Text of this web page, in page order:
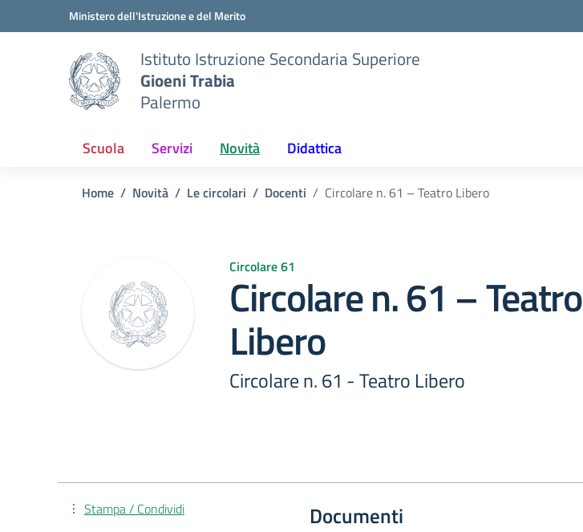
Vai ai contenuti
Vai al menu di navigazioneMinistero dell'Istruzione e del Merito
Istituto Istruzione Secondaria Superiore
Gioeni Trabia
Palermo
Scuola Servizi Novità Didattica
Home Novità Le circolari Docenti Circolare n. 61 – Teatro Libero
Circolare 61
Circolare n. 61 – Teatro
Libero
Circolare n. 61 - Teatro Libero
Documenti
Stampa / Condividi